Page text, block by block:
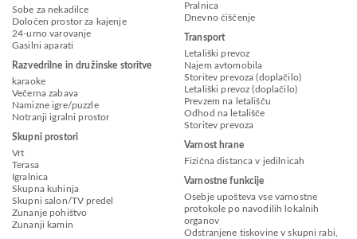
Sobe za nekadilce
Določen prostor za kajenje
24-urno varovanje
Gasilni aparati
Razvedrilne in družinske storitve
karaoke
Večerna zabava
Namizne igre/puzzle
Notranji igralni prostor
Skupni prostori
Vrt
Terasa
Igralnica
Skupna kuhinja
Skupni salon/TV predel
Zunanje pohištvo
Zunanji kamin
Pralnica
Dnevno čiščenje
Transport
Letališki prevoz
Najem avtomobila
Storitev prevoza (doplačilo)
Letališki prevoz (doplačilo)
Prevzem na letališču
Odhod na letališče
Storitev prevoza
Varnost hrane
Fizična distanca v jedilnicah
Varnostne funkcije
Osebje upošteva vse varnostne
protokole po navodilih lokalnih
organov
Odstranjene tiskovine v skupni rabi,